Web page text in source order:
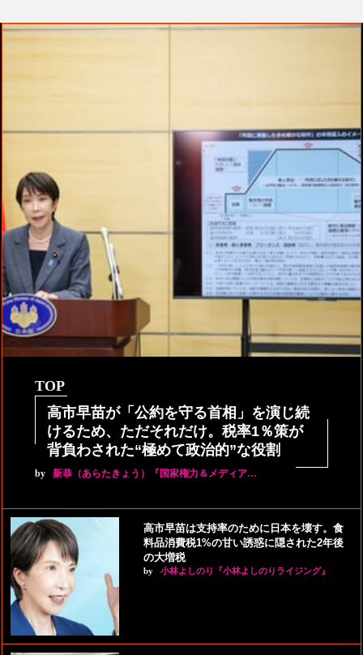
TOP
高市早苗が「公約を守る首相」を演じ続
けるため、ただそれだけ。税率1％策が
背負わされた“極めて政治的”な役割
by 新恭（あらたきょう）『国家権力＆メディア…
高市早苗は支持率のために日本を壊す。食
料品消費税1%の甘い誘惑に隠された2年後
の大増税
by 小林よしのり『小林よしのりライジング』